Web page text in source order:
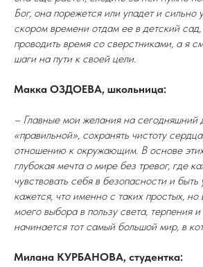
Бог, она порежется или упадет и сильно
скором времени отдам ее в детский
проводить время со сверстниками, а я
шаги на пути к своей цели.
Макка ОЗДОЕВА, школьница:
– Главные мои желания на сегодняшний
«правильной», сохранять чистоту
отношению к окружающим. В основе
глубокая мечта о мире без тревог, где
чувствовать себя в безопасности и
кажется, что именно с таких простых,
моего выбора в пользу света, терпения
начинается тот самый большой мир, в
Милана КУРБАНОВА, студентка: